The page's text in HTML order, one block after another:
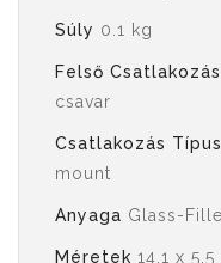
Súly 0.1 kg
Felső Csatlakozás
csavar
Csatlakozás
mount
Anyaga Glass-
Méretek 14.1 x